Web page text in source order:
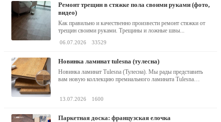
ремонт трещин в стяжке пола своими руками (фото,
видео)
Как правильно и качественно произвести ремонт стяжки от
трещин своими руками. Трещины и ложные швы...
06.07.2026 33529
новинка ламинат tulesna (тулесна)
Новинка ламинат Tulesna (Тулесна). Мы рады представить
вам новую коллекцию премиального ламината Tulesna
13.07.2026 1600
паркетная доска: французская елочка